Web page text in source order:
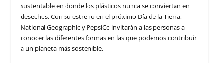
sustentable en donde los plásticos nunca se conviertan en
desechos. Con su estreno en el próximo Día de la Tierra,
National Geographic y PepsiCo invitarán a las personas a
conocer las diferentes formas en las que podemos contribuir
a un planeta más sostenible.